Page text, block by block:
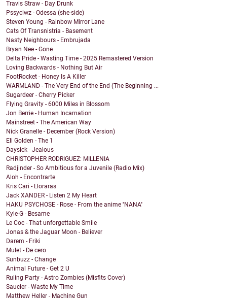
Travis Straw - Day Drunk
Pssyclwz - Odessa (she-side)
Steven Young - Rainbow Mirror Lane
Cats Of Transnistria - Basement
Nasty Neighbours - Embrujada
Bryan Nee - Gone
Delta Pride - Wasting Time - 2025 Remastered Version
Loving Backwards - Nothing But Air
FootRocket - Honey Is A Killer
WARMLAND - The Very End of the End (The Beginning ...
Sugardeer - Cherry Picker
Flying Gravity - 6000 Miles in Blossom
Jon Berrie - Human Incarnation
Mainstreet - The American Way
Nick Granelle - December (Rock Version)
Eli Golden - The 1
Daysick - Jealous
CHRISTOPHER RODRIGUEZ: MILLENIA
Radjinder - So Ambitious for a Juvenile (Radio Mix)
Aloh - Encontrarte
Kris Cari - Lloraras
Jack XANDER - Listen 2 My Heart
HAKU PSYCHOSE - Rose - From the anime ''NANA''
Kyle-G - Besame
Le Coc - That unforgettable Smile
Jonas & the Jaguar Moon - Believer
Darem - Friki
Mulet - De cero
Sunbuzz - Change
Animal Future - Get 2 U
Ruling Party - Astro Zombies (Misfits Cover)
Saucier - Waste My Time
Matthew Heller - Machine Gun